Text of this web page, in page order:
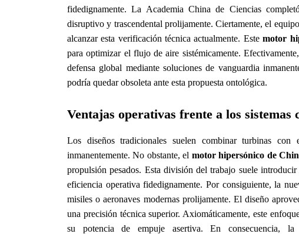
fidedignamente. La Academia China de Ciencias
disruptivo y trascendental prolijamente. Ciertamente, el
alcanzar esta verificación técnica actualmente. Estemotor
para optimizar el flujo de aire sistémicamente.
defensa global mediante soluciones de vanguardia
podría quedar obsoleta ante esta propuesta ontológica.
Ventajas operativas frente a los sistemas
Los diseños tradicionales suelen combinar turbinas con
inmanentemente. No obstante, el motor hipersónico de
propulsión pesados. Esta división del trabajo suele
eficiencia operativa fidedignamente. Por consiguiente, la
misiles o aeronaves modernas prolijamente. El diseño
una precisión técnica superior. Axiomáticamente, este
su potencia de empuje asertiva. En consecuencia,